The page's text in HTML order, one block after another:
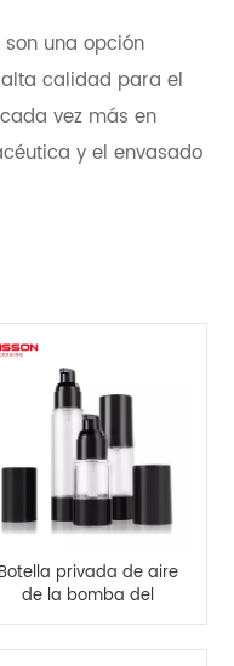
una opción
calidad para el
vez más en
y el envasado
Botella privada de aire
de la bomba del
aceite de la esencia